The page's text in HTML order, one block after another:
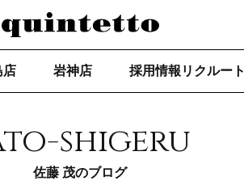
店 岩神店 採用情報リクルート
shigeru
佐藤 茂のブログ